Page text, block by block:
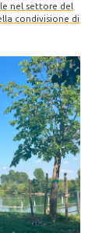
nel settore del
condivisione di